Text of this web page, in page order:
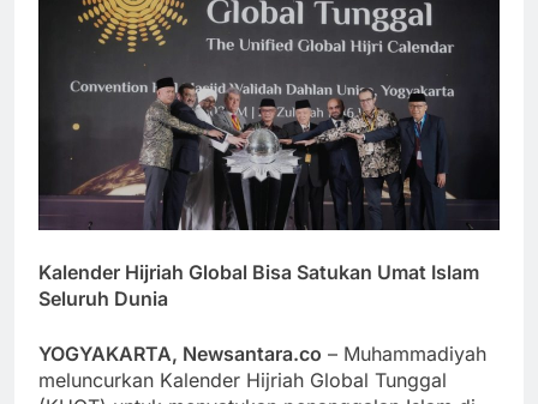
Kalender Hijriah Global Bisa Satukan Umat Islam
Seluruh Dunia
YOGYAKARTA, Newsantara.co – Muhammadiyah
meluncurkan Kalender Hijriah Global Tunggal